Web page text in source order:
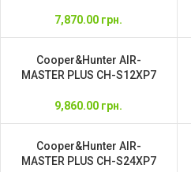
7,870.00 грн.
Cooper&Hunter AIR-
MASTER PLUS CH-S12XP7
9,860.00 грн.
Cooper&Hunter AIR-
MASTER PLUS CH-S24XP7